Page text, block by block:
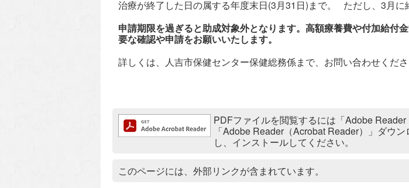
治療が終了した日の属する年度末日(3月31日)まで。 ただし、3月
申請期限を過ぎると助成対象外となります。高額療養費や付加給付
要な確認や申請をお願いいたします。
詳しくは、人吉市保健センター保健総務係まで、お問い合わせくださ
追加情報：PDFファイルPDFファイルを閲覧するには「Adobe
「Adobe Reader（Acrobat Reader）」ダウ
し、インストールしてください。
追加情報：外部リンク
このページには、外部リンクが含まれています。